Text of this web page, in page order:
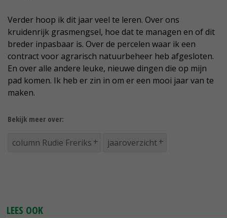
Verder hoop ik dit jaar veel te leren. Over ons
kruidenrijk grasmengsel, hoe dat te managen en of dit
breder inpasbaar is. Over de percelen waar ik een
contract voor agrarisch natuurbeheer heb afgesloten.
En over alle andere leuke, nieuwe dingen die op mijn
pad komen. Ik heb er zin in om er een mooi jaar van te
maken.
Bekijk meer over:
column Rudie Freriks jaaroverzicht
LEES OOK